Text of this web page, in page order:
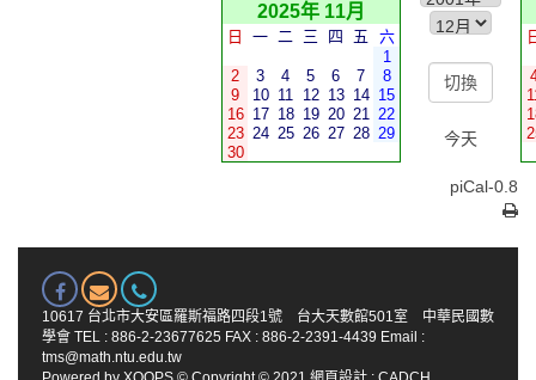
2025年 11月
日 一 二 三 四 五
六
1
2
3 4 5 6 7
8
9
10 11 12 13 14 15
16 17 18 19 20 21 22
23 24 25 26 27 28 29
30
今天
piCal-0.8
10617 台北市大安區羅斯福路四段1號 台大天數館501室 中華民國數
學會 TEL : 886-2-23677625 FAX : 886-2-2391-4439 Email :
tms@math.ntu.edu.tw